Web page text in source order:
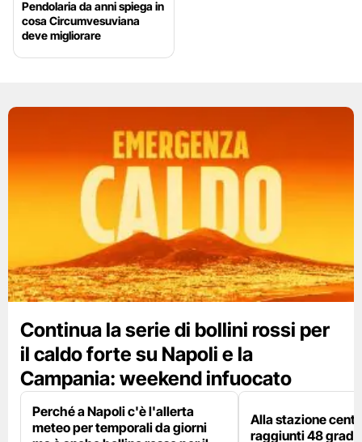
Pendolaria da anni spiega in
cosa Circumvesuviana
deve migliorare
Continua la serie di bollini rossi per
il caldo forte su Napoli e la
Campania: weekend infuocato
Perché a Napoli c'è l'allerta
meteo per temporali da giorni
Alla stazione
raggiunti 48